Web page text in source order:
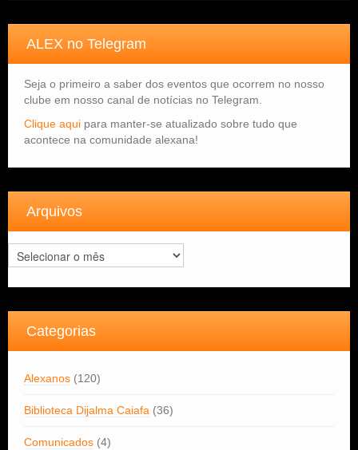
ALEX no Telegram
Seja o primeiro a saber dos eventos que ocorrem no nosso
clube em nosso canal de notícias no Telegram.
Clique aqui para manter-se atualizado sobre tudo que
acontece na comunidade alexana!
Arquivos
Arquivos
Categorias
Alexanos (120)
Biblioteca Dijalma Caiafa (36)
Comunicados (4)